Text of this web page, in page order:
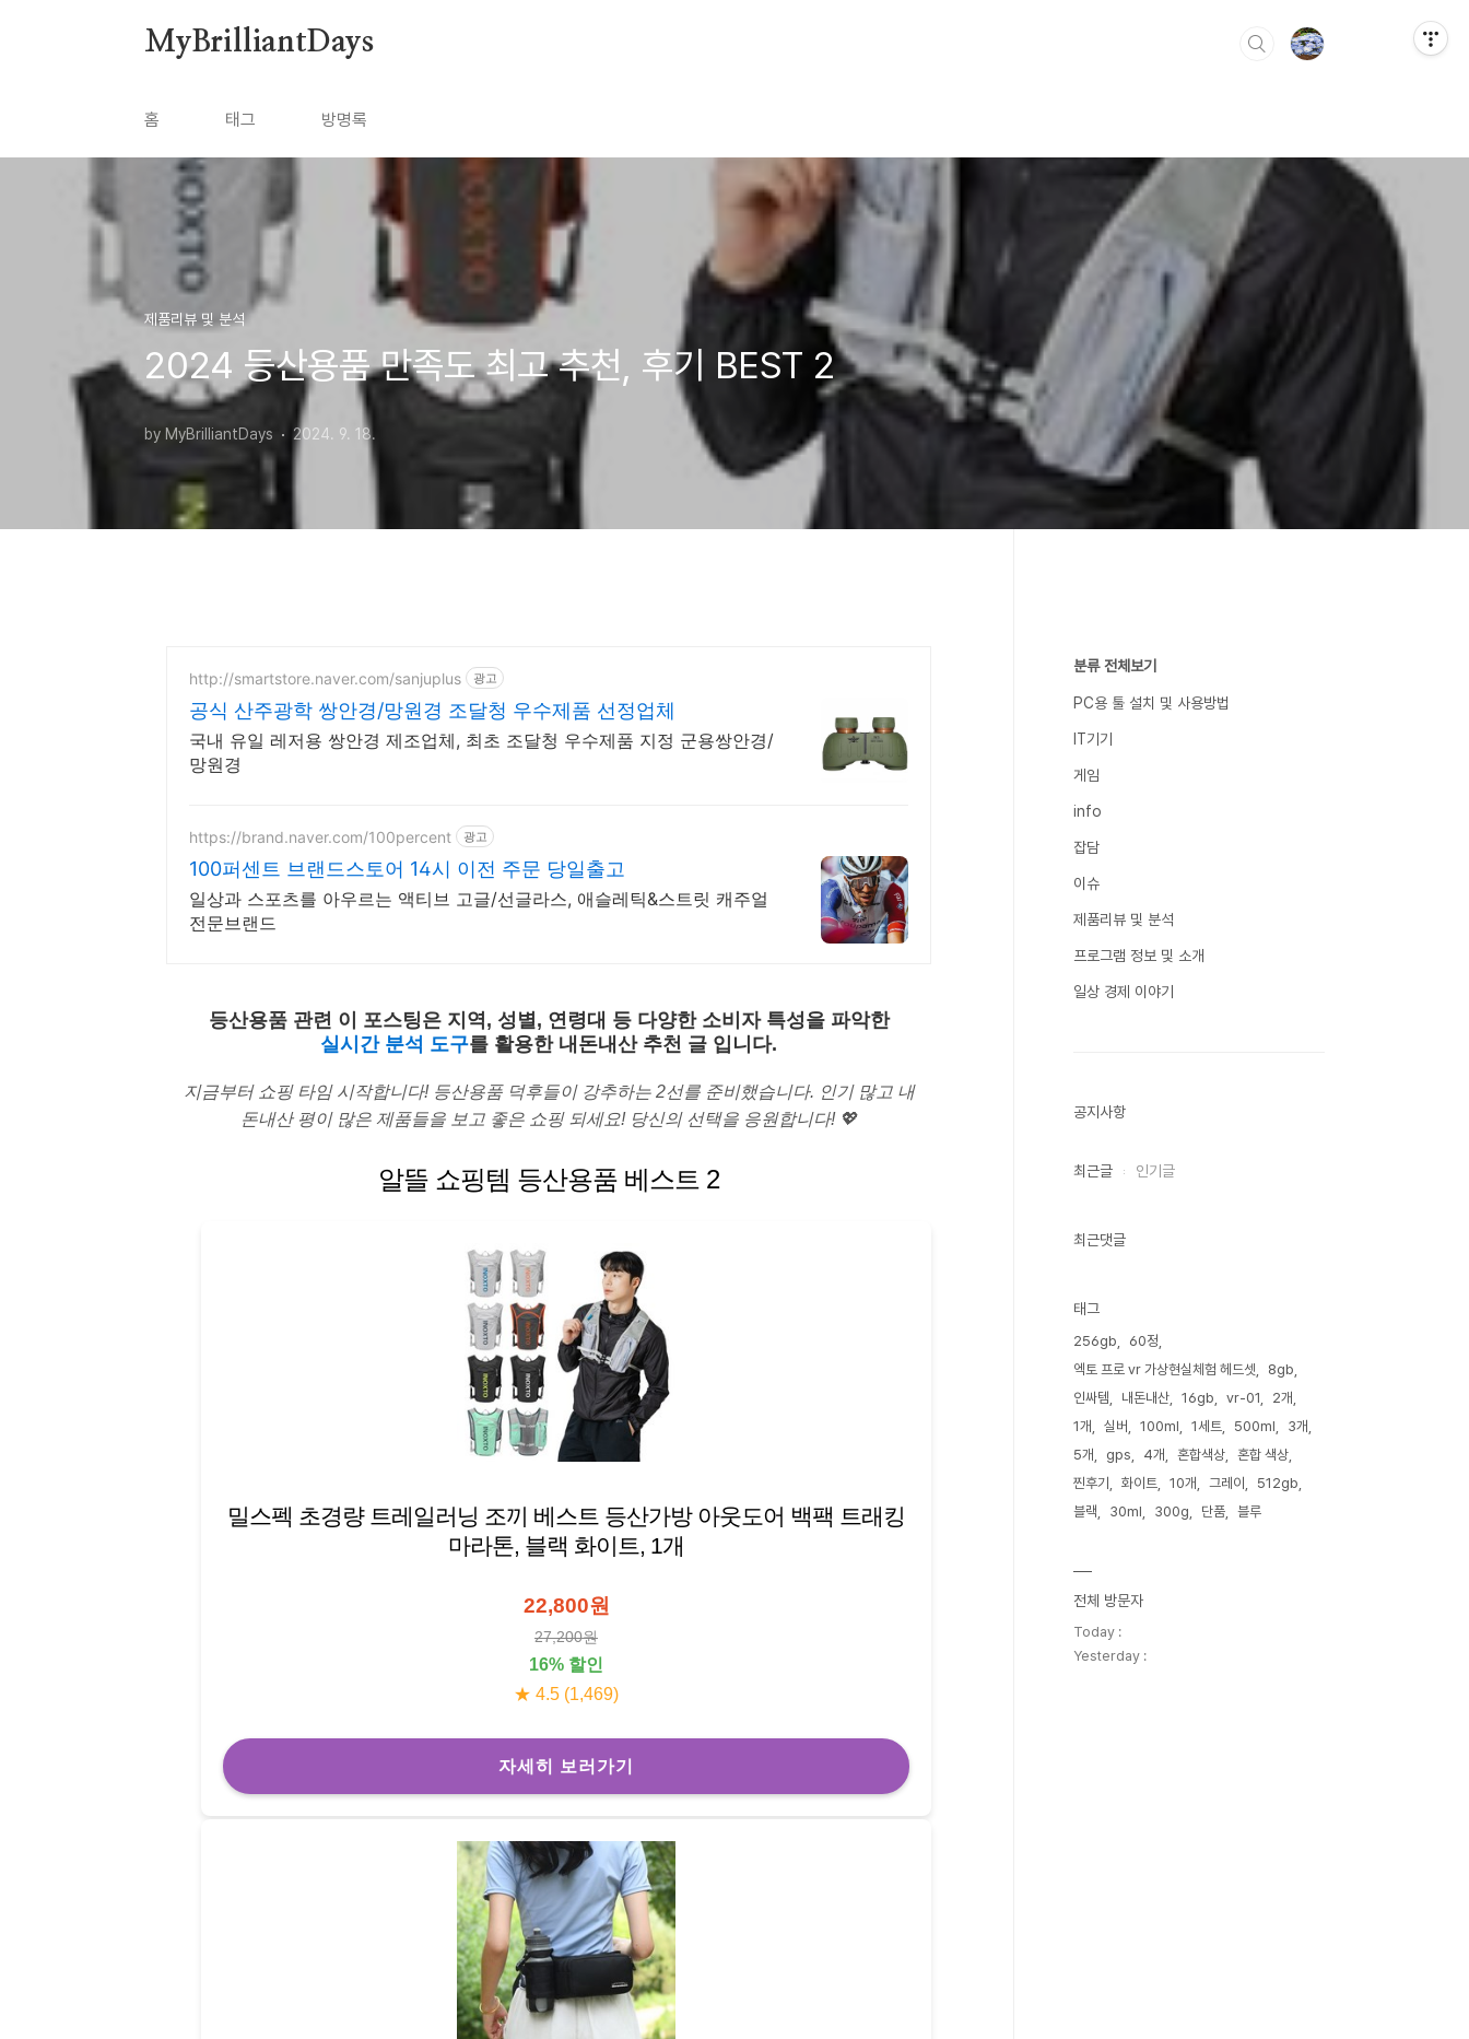
MyBrilliantDays
홈 태그 방명록
제품리뷰 및 분석
2024 등산용품 만족도 최고 추천, 후기 BEST 2
by MyBrilliantDays 2024. 9. 18.
http://smartstore.naver.com/sanjuplus 광고
공식 산주광학 쌍안경/망원경 조달청 우수제품 선정업체
국내 유일 레저용 쌍안경 제조업체, 최초 조달청 우수제품 지정 군용쌍안경/
망원경
https://brand.naver.com/100percent 광고
100퍼센트 브랜드스토어 14시 이전 주문 당일출고
일상과 스포츠를 아우르는 액티브 고글/선글라스, 애슬레틱&스트릿 캐주얼
전문브랜드
등산용품 관련 이 포스팅은 지역, 성별, 연령대 등 다양한 소비자 특성을 파악한
실시간 분석 도구를 활용한 내돈내산 추천 글 입니다.
지금부터 쇼핑 타임 시작합니다! 등산용품 덕후들이 강추하는 2선를 준비했습니다. 인기 많고 내
돈내산 평이 많은 제품들을 보고 좋은 쇼핑 되세요! 당신의 선택을 응원합니다! 💖
알뜰 쇼핑템 등산용품 베스트 2
밀스펙 초경량 트레일러닝 조끼 베스트 등산가방 아웃도어 백팩 트래킹
마라톤, 블랙 화이트, 1개
22,800원
27,200원
16% 할인
★ 4.5 (1,469)
자세히 보러가기
분류 전체보기
PC용 툴 설치 및 사용방법
IT기기
게임
info
잡담
이슈
제품리뷰 및 분석
프로그램 정보 및 소개
일상 경제 이야기
공지사항
최근글 인기글
최근댓글
태그
256gb
60정
엑토 프로 vr 가상현실체험 헤드셋
8gb
인싸템
내돈내산 16gb vr-01
2개
1개
실버 100ml 1세트 500ml
3개
5개
gps 4개 혼합색상
혼합 색상
찐후기
화이트 10개 그레이
512gb
블랙
30ml 300g 단품 블루
전체 방문자
Today :
Yesterday :